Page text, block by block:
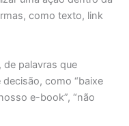
como texto, link
palavras que
como “baixe
e-book”, “não